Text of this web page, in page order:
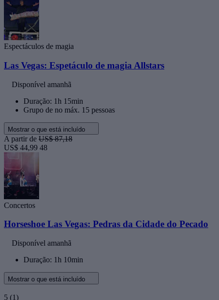
Espectáculos de magia
Las Vegas: Espetáculo de magia Allstars
Disponível amanhã
Duração: 1h 15min
Grupo de no máx. 15 pessoas
Mostrar o que está incluído
A partir de US$ 87,18
US$ 44,99 48
Concertos
Horseshoe Las Vegas: Pedras da Cidade do Pecado
Disponível amanhã
Duração: 1h 10min
Mostrar o que está incluído
5 (1)